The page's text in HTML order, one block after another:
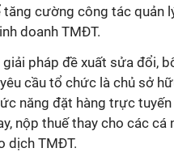
tăng cường công tác quản
doanh TMĐT.
pháp đề xuất sửa đổi,
cầu tổ chức là chủ sở
năng đặt hàng trực
nộp thuế thay cho các cá
dịch TMĐT.